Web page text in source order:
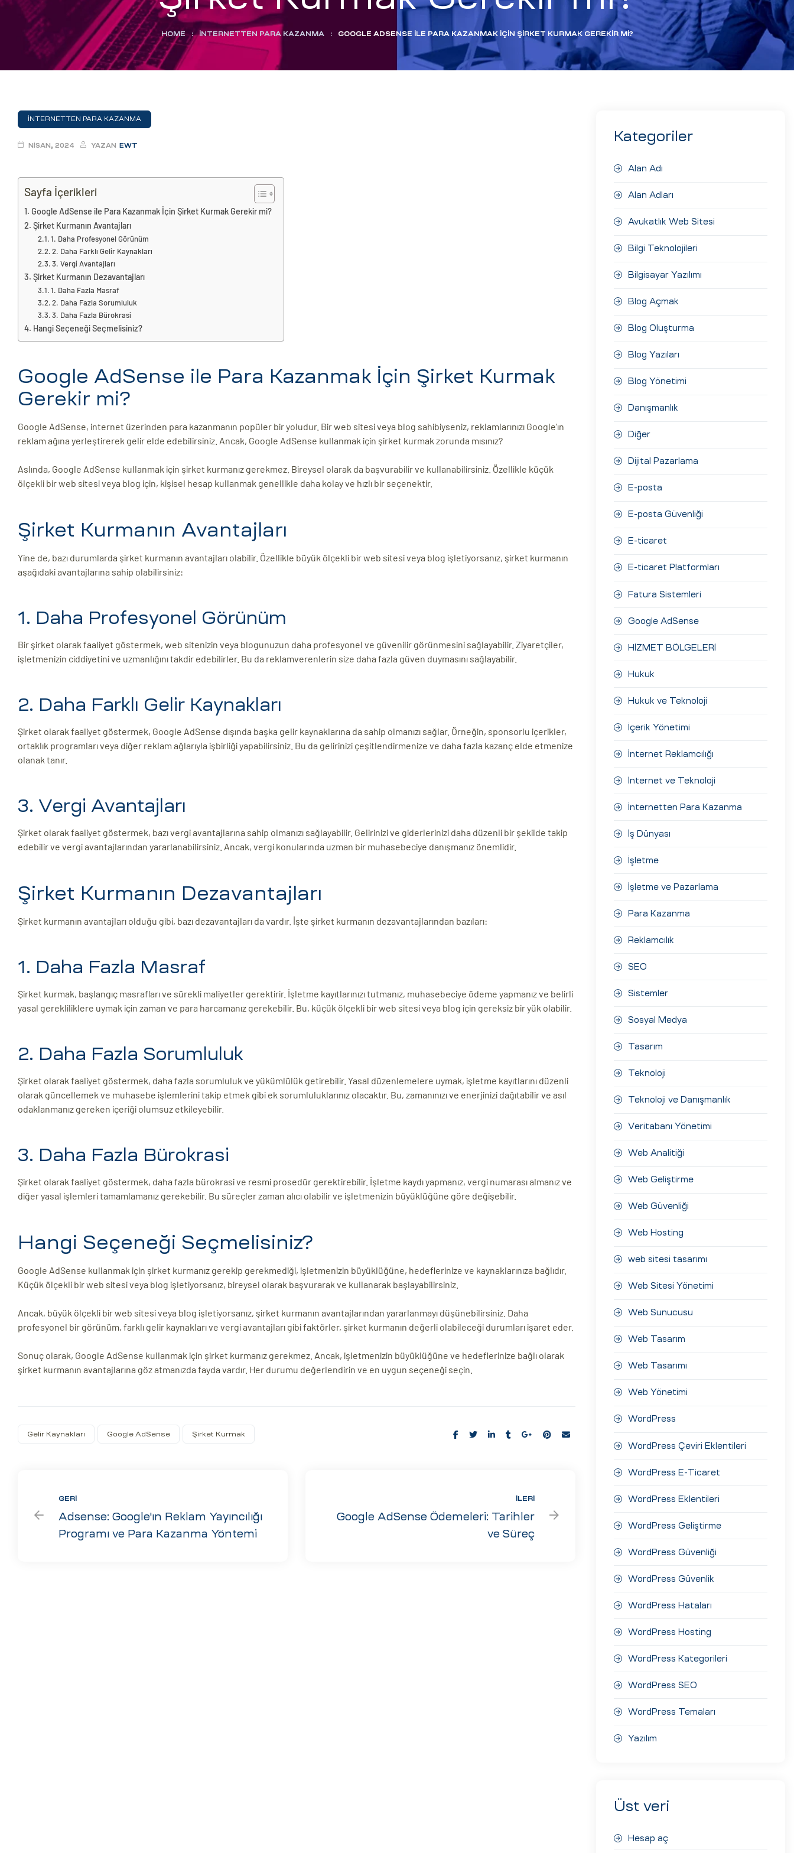
Aday
HOME : İNTERNETTEN PARA KAZANMA : GOOGLE ADSENSE ILE PARA KAZANMAK İÇIN ŞIRKET KURMAK GEREKIR MI?
İNTERNETTEN PARA KAZANMA
NISAN, 2024 YAZAN EWT
Sayfa İçerikleri
Google AdSense ile Para Kazanmak İçin Şirket Kurmak Gerekir mi?
Şirket Kurmanın Avantajları
1. Daha Profesyonel Görünüm
2. Daha Farklı Gelir Kaynakları
3. Vergi Avantajları
Şirket Kurmanın Dezavantajları
1. Daha Fazla Masraf
2. Daha Fazla Sorumluluk
3. Daha Fazla Bürokrasi
Hangi Seçeneği Seçmelisiniz?
Google AdSense ile Para Kazanmak İçin Şirket Kurmak
Gerekir mi?
Google AdSense, internet üzerinden para kazanmanın popüler bir yoludur. Bir web sitesi veya blog sahibiyseniz, reklamlarınızı Google’ın
reklam ağına yerleştirerek gelir elde edebilirsiniz. Ancak, Google AdSense kullanmak için şirket kurmak zorunda mısınız?
Aslında, Google AdSense kullanmak için şirket kurmanız gerekmez. Bireysel olarak da başvurabilir ve kullanabilirsiniz. Özellikle küçük
ölçekli bir web sitesi veya blog için, kişisel hesap kullanmak genellikle daha kolay ve hızlı bir seçenektir.
Şirket Kurmanın Avantajları
Yine de, bazı durumlarda şirket kurmanın avantajları olabilir. Özellikle büyük ölçekli bir web sitesi veya blog işletiyorsanız, şirket kurmanın
aşağıdaki avantajlarına sahip olabilirsiniz:
1. Daha Profesyonel Görünüm
Bir şirket olarak faaliyet göstermek, web sitenizin veya blogunuzun daha profesyonel ve güvenilir görünmesini sağlayabilir. Ziyaretçiler,
işletmenizin ciddiyetini ve uzmanlığını takdir edebilirler. Bu da reklamverenlerin size daha fazla güven duymasını sağlayabilir.
2. Daha Farklı Gelir Kaynakları
Şirket olarak faaliyet göstermek, Google AdSense dışında başka gelir kaynaklarına da sahip olmanızı sağlar. Örneğin, sponsorlu içerikler,
ortaklık programları veya diğer reklam ağlarıyla işbirliği yapabilirsiniz. Bu da gelirinizi çeşitlendirmenize ve daha fazla kazanç elde etmenize
olanak tanır.
3. Vergi Avantajları
Şirket olarak faaliyet göstermek, bazı vergi avantajlarına sahip olmanızı sağlayabilir. Gelirinizi ve giderlerinizi daha düzenli bir şekilde takip
edebilir ve vergi avantajlarından yararlanabilirsiniz. Ancak, vergi konularında uzman bir muhasebeciye danışmanız önemlidir.
Şirket Kurmanın Dezavantajları
Şirket kurmanın avantajları olduğu gibi, bazı dezavantajları da vardır. İşte şirket kurmanın dezavantajlarından bazıları:
1. Daha Fazla Masraf
Şirket kurmak, başlangıç ​​masrafları ve sürekli maliyetler gerektirir. İşletme kayıtlarınızı tutmanız, muhasebeciye ödeme yapmanız ve belirli
yasal gerekliliklere uymak için zaman ve para harcamanız gerekebilir. Bu, küçük ölçekli bir web sitesi veya blog için gereksiz bir yük olabilir.
2. Daha Fazla Sorumluluk
Şirket olarak faaliyet göstermek, daha fazla sorumluluk ve yükümlülük getirebilir. Yasal düzenlemelere uymak, işletme kayıtlarını düzenli
olarak güncellemek ve muhasebe işlemlerini takip etmek gibi ek sorumluluklarınız olacaktır. Bu, zamanınızı ve enerjinizi dağıtabilir ve asıl
odaklanmanız gereken içeriği olumsuz etkileyebilir.
3. Daha Fazla Bürokrasi
Şirket olarak faaliyet göstermek, daha fazla bürokrasi ve resmi prosedür gerektirebilir. İşletme kaydı yapmanız, vergi numarası almanız ve
diğer yasal işlemleri tamamlamanız gerekebilir. Bu süreçler zaman alıcı olabilir ve işletmenizin büyüklüğüne göre değişebilir.
Hangi Seçeneği Seçmelisiniz?
Google AdSense kullanmak için şirket kurmanız gerekip gerekmediği, işletmenizin büyüklüğüne, hedeflerinize ve kaynaklarınıza bağlıdır.
Küçük ölçekli bir web sitesi veya blog işletiyorsanız, bireysel olarak başvurarak ve kullanarak başlayabilirsiniz.
Ancak, büyük ölçekli bir web sitesi veya blog işletiyorsanız, şirket kurmanın avantajlarından yararlanmayı düşünebilirsiniz. Daha
profesyonel bir görünüm, farklı gelir kaynakları ve vergi avantajları gibi faktörler, şirket kurmanın değerli olabileceği durumları işaret eder.
Sonuç olarak, Google AdSense kullanmak için şirket kurmanız gerekmez. Ancak, işletmenizin büyüklüğüne ve hedeflerinize bağlı olarak
şirket kurmanın avantajlarına göz atmanızda fayda vardır. Her durumu değerlendirin ve en uygun seçeneği seçin.
Gelir Kaynakları Google AdSense Şirket Kurmak
Share:
GERI
Adsense: Google'ın Reklam Yayıncılığı
Programı ve Para Kazanma Yöntemi
İLERI
Google AdSense Ödemeleri: Tarihler
ve Süreç
Kategoriler
Alan Adı
Alan Adları
Avukatlık Web Sitesi
Bilgi Teknolojileri
Bilgisayar Yazılımı
Blog Açmak
Blog Oluşturma
Blog Yazıları
Blog Yönetimi
Danışmanlık
Diğer
Dijital Pazarlama
E-posta
E-posta Güvenliği
E-ticaret
E-ticaret Platformları
Fatura Sistemleri
Google AdSense
HİZMET BÖLGELERİ
Hukuk
Hukuk ve Teknoloji
İçerik Yönetimi
İnternet Reklamcılığı
İnternet ve Teknoloji
İnternetten Para Kazanma
İş Dünyası
İşletme
İşletme ve Pazarlama
Para Kazanma
Reklamcılık
SEO
Sistemler
Sosyal Medya
Tasarım
Teknoloji
Teknoloji ve Danışmanlık
Veritabanı Yönetimi
Web Analitiği
Web Geliştirme
Web Güvenliği
Web Hosting
web sitesi tasarımı
Web Sitesi Yönetimi
Web Sunucusu
Web Tasarım
Web Tasarımı
Web Yönetimi
WordPress
WordPress Çeviri Eklentileri
WordPress E-Ticaret
WordPress Eklentileri
WordPress Geliştirme
WordPress Güvenliği
WordPress Güvenlik
WordPress Hataları
WordPress Hosting
WordPress Kategorileri
WordPress SEO
WordPress Temaları
Yazılım
Üst veri
Hesap aç